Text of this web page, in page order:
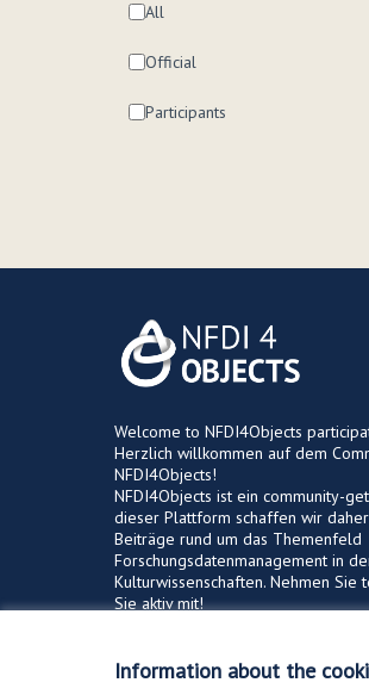
Information about the
All
Official
Participants
Welcome to NFDI4Objects
Herzlich willkommen auf dem
NFDI4Objects!
NFDI4Objects ist ein community-
dieser Plattform schaffen wir
Beiträge rund um das Themenfeld
Forschungsdatenmanagement in
Kulturwissenschaften. Nehmen Sie
Sie aktiv mit!